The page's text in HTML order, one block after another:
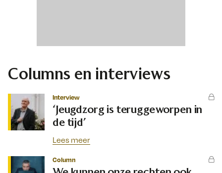
Columns en interviews
Interview
‘Jeugdzorg is teruggeworpen in
de tijd’
Lees meer
Column